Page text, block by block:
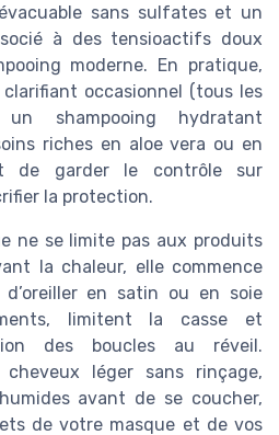
sans sulfates et un
à des tensioactifs doux
moderne. En pratique,
occasionnel (tous les
shampooing hydratant
riches en aloe vera ou en
de garder le contrôle sur
la protection.
ne se limite pas aux produits
la chaleur, elle commence
en satin ou en soie
limitent la casse et
des boucles au réveil.
léger sans rinçage,
avant de se coucher,
de votre masque et de vos